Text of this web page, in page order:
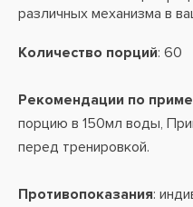
различных механизма в
Количество порций: 60
Рекомендации по
порцию в 150мл воды,
перед тренировкой.
Противопоказания: